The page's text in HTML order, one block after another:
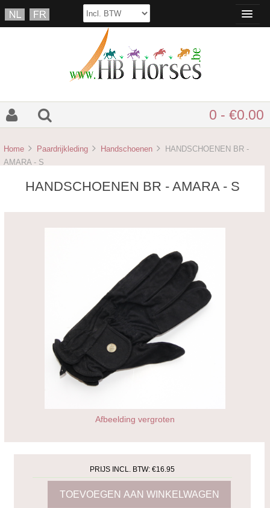
0 - €0.00
Home Paardrijkleding Handschoenen
HANDSCHOENEN BR -
AMARA - S
HANDSCHOENEN BR - AMARA - S
Afbeelding vergroten
PRIJS INCL. BTW:€16.95